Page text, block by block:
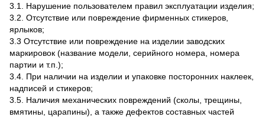
3.1. Нарушение пользователем правил эксплуатации изделия;
3.2. Отсутствие или повреждение фирменных стикеров,
ярлыков;
3.3 Отсутствие или повреждение на изделии заводских
маркировок (название модели, серийного номера, номера
партии и т.п.);
3.4. При наличии на изделии и упаковке посторонних наклеек,
надписей и стикеров;
3.5. Наличия механических повреждений (сколы, трещины,
вмятины, царапины), а также дефектов составных частей